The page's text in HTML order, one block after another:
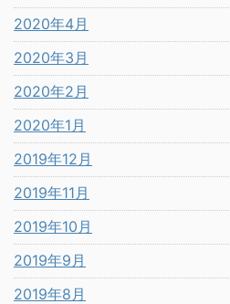
2020年4月
2020年3月
2020年2月
2020年1月
2019年12月
2019年11月
2019年10月
2019年9月
2019年8月